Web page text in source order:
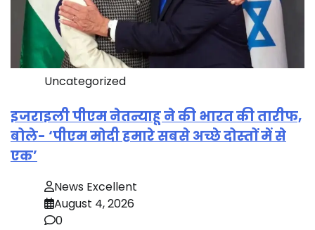
Uncategorized
इजराइली पीएम नेतन्याहू ने की भारत की तारीफ,
बोले- ‘पीएम मोदी हमारे सबसे अच्छे दोस्तों में से
एक’
News Excellent
August 4, 2026
0